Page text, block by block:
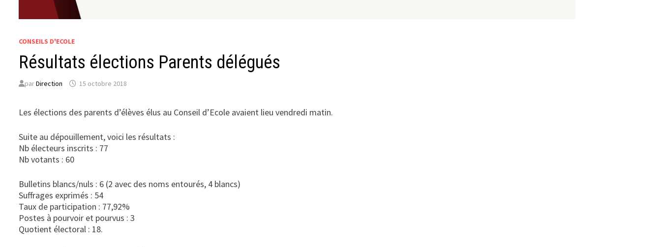
CONSEILS D'ECOLE
Résultats élections Parents délégués
parDirection 15 octobre 2018
Les élections des parents d’élèves élus au Conseil d’Ecole avaient lieu vendredi matin.
Suite au dépouillement, voici les résultats :
Nb électeurs inscrits : 77
Nb votants : 60
Bulletins blancs/nuls : 6 (2 avec des noms entourés, 4 blancs)
Suffrages exprimés : 54
Taux de participation : 77,92%
Postes à pourvoir et pourvus : 3
Quotient électoral : 18.